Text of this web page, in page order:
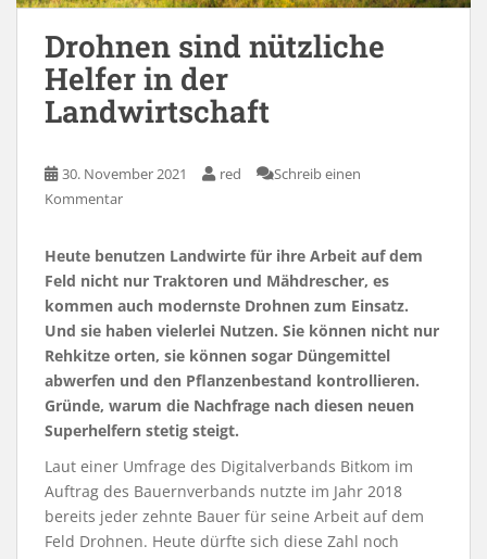
Drohnen sind nützliche
Helfer in der
Landwirtschaft
30. November 2021 red
Schreib einen
Kommentar
Heute benutzen Landwirte für ihre Arbeit auf dem
Feld nicht nur Traktoren und Mähdrescher, es
kommen auch modernste Drohnen zum Einsatz.
Und sie haben vielerlei Nutzen. Sie können nicht nur
Rehkitze orten, sie können sogar Düngemittel
abwerfen und den Pflanzenbestand kontrollieren.
Gründe, warum die Nachfrage nach diesen neuen
Superhelfern stetig steigt.
Laut einer Umfrage des Digitalverbands Bitkom im
Auftrag des Bauernverbands nutzte im Jahr 2018
bereits jeder zehnte Bauer für seine Arbeit auf dem
Feld Drohnen. Heute dürfte sich diese Zahl noch